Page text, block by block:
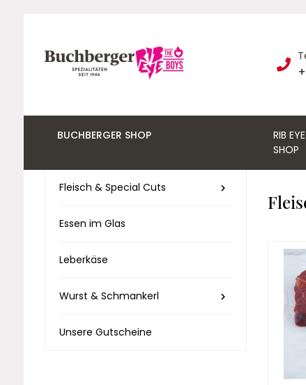
BUCHBERGER SHOP
RIB
SHOP
Fleisch & Special Cuts
Essen im Glas
Leberkäse
Wurst & Schmankerl
Unsere Gutscheine